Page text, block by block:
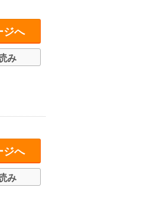
ジへ
み
ジへ
み